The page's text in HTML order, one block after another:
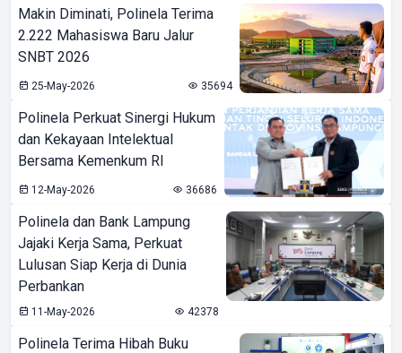
Makin Diminati, Polinela Terima
2.222 Mahasiswa Baru Jalur
SNBT 2026
25-May-2026 35694
Polinela Perkuat Sinergi Hukum
dan Kekayaan Intelektual
Bersama Kemenkum RI
12-May-2026 36686
Polinela dan Bank Lampung
Jajaki Kerja Sama, Perkuat
Lulusan Siap Kerja di Dunia
Perbankan
11-May-2026 42378
Polinela Terima Hibah Buku